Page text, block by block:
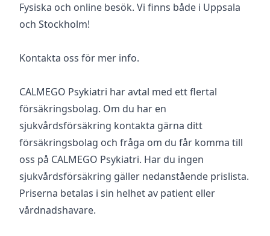
Fysiska och online besök. Vi finns både i Uppsala
och Stockholm!
Kontakta oss för mer info.
CALMEGO Psykiatri har avtal med ett flertal
försäkringsbolag. Om du har en
sjukvårdsförsäkring kontakta gärna ditt
försäkringsbolag och fråga om du får komma till
oss på CALMEGO Psykiatri. Har du ingen
sjukvårdsförsäkring gäller nedanstående prislista.
Priserna betalas i sin helhet av patient eller
vårdnadshavare.